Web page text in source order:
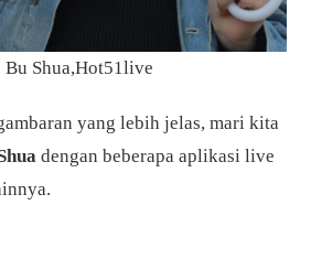
Bu Shua,Hot51live
yang lebih jelas, mari kita
dengan beberapa aplikasi live